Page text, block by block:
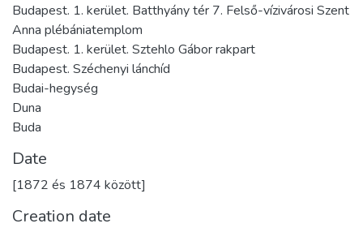
Budapest. 1. kerület. Batthyány tér 7. Felső-vízivárosi Szent
Anna plébániatemplom
Budapest. 1. kerület. Sztehlo Gábor rakpart
Budapest. Széchenyi lánchíd
Budai-hegység
Duna
Buda
Date
[1872 és 1874 között]
Creation date